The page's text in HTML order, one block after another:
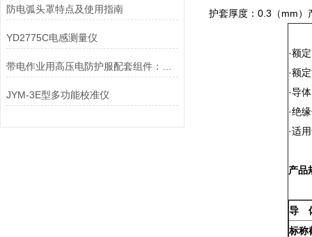
防电弧头罩特点及使用指南
YD2775C电感测量仪
JYM-3E型多功能校准仪
护套厚度：0.3（mm）
·额
·额
·导
·绝
·适
产品
导
标称